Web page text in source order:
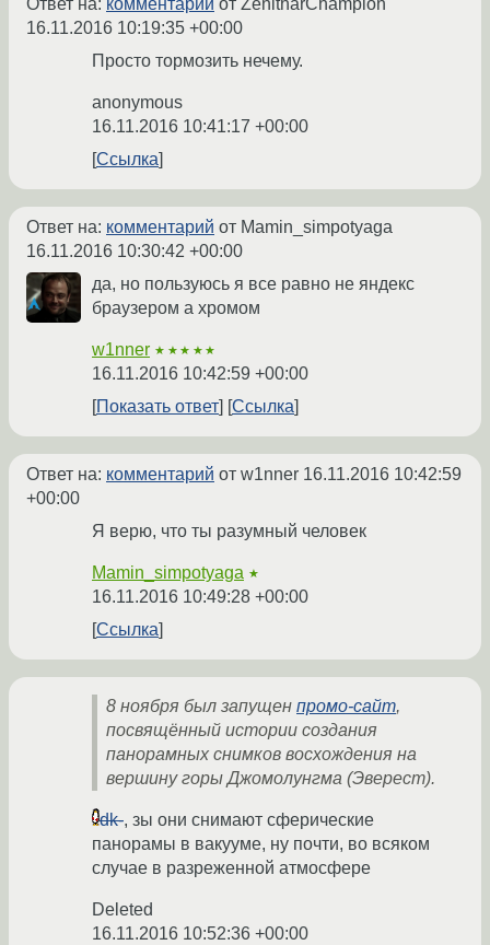
Ответ на: комментарий от ZenitharChampion
16.11.2016 10:19:35 +00:00
Просто тормозить нечему.
anonymous
16.11.2016 10:41:17 +00:00
Ссылка
Ответ на: комментарий от Mamin_simpotyaga
16.11.2016 10:30:42 +00:00
да, но пользуюсь я все равно не яндекс
браузером а хромом
w1nner ★★★★★
16.11.2016 10:42:59 +00:00
Показать ответ
Ссылка
Ответ на: комментарий от w1nner 16.11.2016 10:42:59
+00:00
Я верю, что ты разумный человек
Mamin_simpotyaga ★
16.11.2016 10:49:28 +00:00
Ссылка
8 ноября был запущен промо-сайт,
посвящённый истории создания
панорамных снимков восхождения на
вершину горы Джомолунгма (Эверест).
dk-, зы они снимают сферические
панорамы в вакууме, ну почти, во всяком
случае в разреженной атмосфере
Deleted
16.11.2016 10:52:36 +00:00